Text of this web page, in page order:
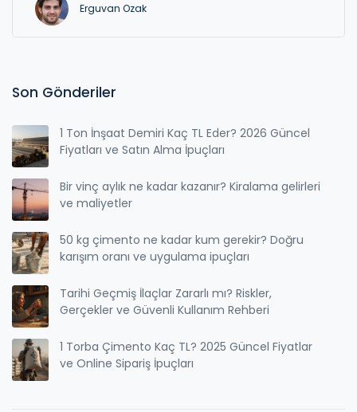
Erguvan Ozak
Son Gönderiler
1 Ton İnşaat Demiri Kaç TL Eder? 2026 Güncel
Fiyatları ve Satın Alma İpuçları
Bir vinç aylık ne kadar kazanır? Kiralama gelirleri
ve maliyetler
50 kg çimento ne kadar kum gerekir? Doğru
karışım oranı ve uygulama ipuçları
Tarihi Geçmiş İlaçlar Zararlı mı? Riskler,
Gerçekler ve Güvenli Kullanım Rehberi
1 Torba Çimento Kaç TL? 2025 Güncel Fiyatlar
ve Online Sipariş İpuçları